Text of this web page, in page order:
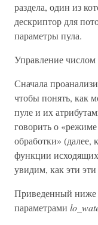
раздела, один из
дескриптор для
параметры пула.
Управление числом
Сначала
чтобы понять, как
пуле и их
говорить о
обработки» (далее,
функции
увидим, как эти
Приведенный ниже
параметрами